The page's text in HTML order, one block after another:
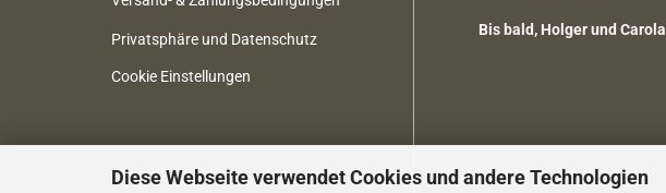
Diese Webseite verwendet Cookies und andere Technologien
Privatsphäre und Datenschutz
Cookie Einstellungen
Bis bald, Holger und Carola